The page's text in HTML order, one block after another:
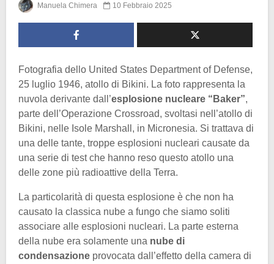
Manuela Chimera 10 Febbraio 2025
Fotografia dello United States Department of Defense,
25 luglio 1946, atollo di Bikini. La foto rappresenta la
nuvola derivante dall’esplosione nucleare “Baker”,
parte dell’Operazione Crossroad, svoltasi nell’atollo di
Bikini, nelle Isole Marshall, in Micronesia. Si trattava di
una delle tante, troppe esplosioni nucleari causate da
una serie di test che hanno reso questo atollo una
delle zone più radioattive della Terra.
La particolarità di questa esplosione è che non ha
causato la classica nube a fungo che siamo soliti
associare alle esplosioni nucleari. La parte esterna
della nube era solamente una nube di
condensazione provocata dall’effetto della camera di